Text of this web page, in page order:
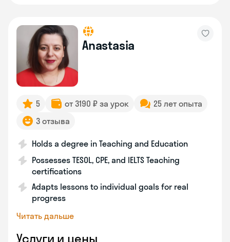
Anastasia
5 от 3190 ₽ за урок
25 лет опыта
3 отзыва
Holds a degree in Teaching and Education
Possesses TESOL, CPE, and IELTS Teaching
certifications
Adapts lessons to individual goals for real
progress
Читать дальше
Услуги и цены